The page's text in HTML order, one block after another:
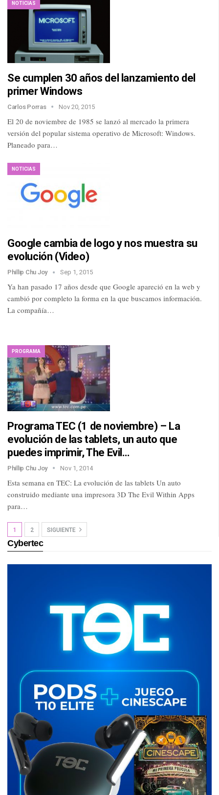
NOTICIAS
Se cumplen 30 años del lanzamiento del
primer Windows
Carlos Porras Nov 20, 2015
El 20 de noviembre de 1985 se lanzó al mercado la primera
versión del popular sistema operativo de Microsoft: Windows.
Planeado para…
NOTICIAS
Google cambia de logo y nos muestra su
evolución (Video)
Phillip Chu Joy Sep 1, 2015
Ya han pasado 17 años desde que Google apareció en la web y
cambió por completo la forma en la que buscamos información.
La compañía…
PROGRAMA
Programa TEC (1 de noviembre) – La
evolución de las tablets, un auto que
puedes imprimir, The Evil…
Phillip Chu Joy Nov 1, 2014
Esta semana en TEC: La evolución de las tablets Un auto
construido mediante una impresora 3D The Evil Within Apps
para…
1 2 SIGUIENTE
Cybertec